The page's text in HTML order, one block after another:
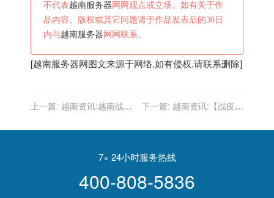
不代表越南服务器 网网观点或立场。如有关于作
品内容、版权或其它问题请于作品发表后的30日
内与越南服务器 网网联系。
[越南服务器网图文来源于网络,如有侵权,请联系删除]
上一篇: 越南资讯:越南战争
下一篇: 越南资讯:【战疫全
例 新增死亡352例
7× 24小时服务热线
400-808-5836